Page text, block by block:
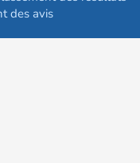
des avis